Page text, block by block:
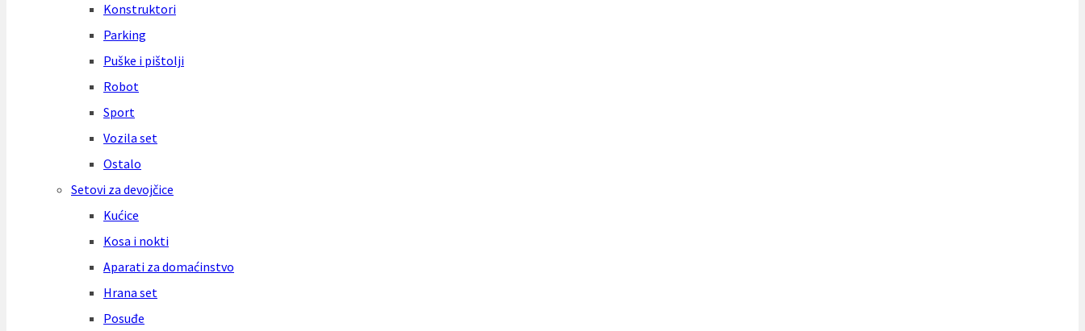
Konstruktori
Parking
Puške i pištolji
Robot
Sport
Vozila set
Ostalo
Setovi za devojčice
Kućice
Kosa i nokti
Aparati za domaćinstvo
Hrana set
Posuđe